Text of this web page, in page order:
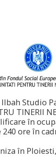
Ilbah Studio
TINERII
în
ore în
în